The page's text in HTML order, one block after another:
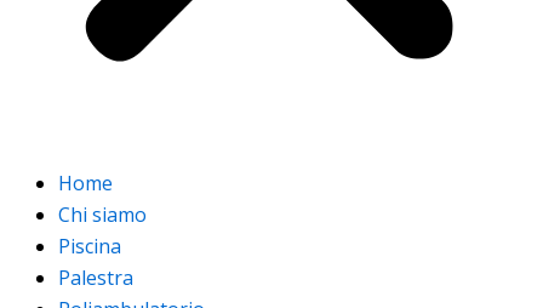
Home
Chi siamo
Piscina
Palestra